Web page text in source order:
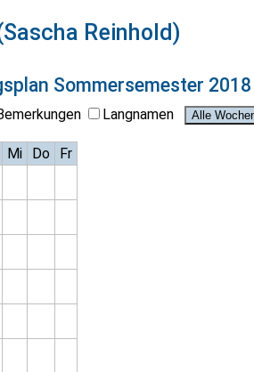
Reinhold)
Sommersemester 2018
Langnamen
Mi Do
Fr